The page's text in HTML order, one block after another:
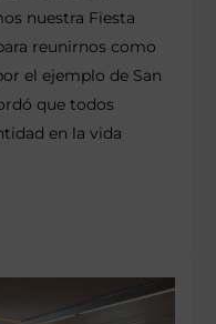
nuestra Fiesta
reunirnos como
el ejemplo de San
que todos
en la vida